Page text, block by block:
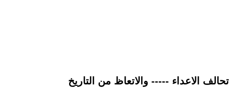
تحالف الاعداء ----- والاتعاظ من التاريخ